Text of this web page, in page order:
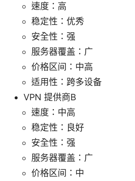
速度：高
稳定性：优秀
安全性：强
服务器覆盖：广
价格区间：中高
适用性：跨多设备
VPN 提供商B
速度：中高
稳定性：良好
安全性：强
服务器覆盖：广
价格区间：中